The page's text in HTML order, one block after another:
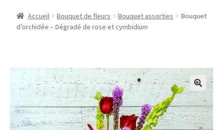
Accueil Bouquet de fleurs Bouquet assorties
Bouquet
d’orchidée – Dégradé de rose et cymbidium
🔍